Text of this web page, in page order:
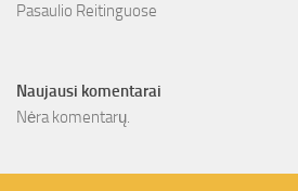
Pasaulio Reitinguose
Naujausi komentarai
Nėra komentarų.